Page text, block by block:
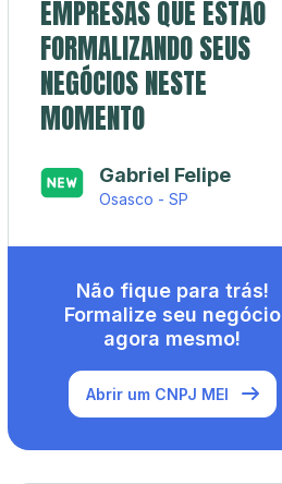
EMPRESAS QUE ESTÃO
FORMALIZANDO SEUS
NEGÓCIOS NESTE
MOMENTO
Gabriel Felipe
Osasco - SP
Não fique para trás!
Formalize seu negócio
agora mesmo!
Abrir um CNPJ MEI